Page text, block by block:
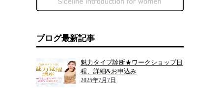
ブログ最新記事
魅力タイプ診断★ワークショップ日
程、詳細&お申込み
2025年7月7日